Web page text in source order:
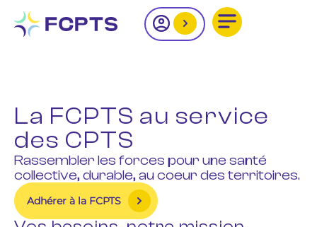
La FCPTS au service
des CPTS
Rassembler les forces pour une santé
collective, durable, au coeur des territoires.
Adhérer à la FCPTS